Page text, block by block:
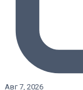
Авг 7, 2026